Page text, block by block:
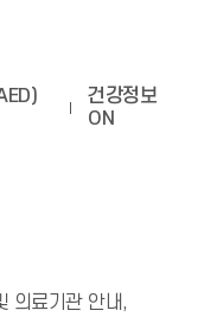
건강정보
ON
의료기관 안내,